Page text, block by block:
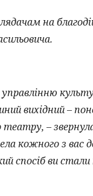
на
вихідний –
–
кожного з вас
спосіб ви